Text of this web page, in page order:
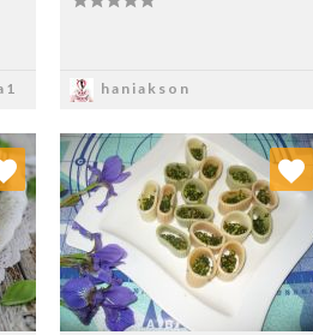
haniakson
Dodaj do ulubionych
Wybierz listę: